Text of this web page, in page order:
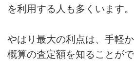
を利用する人も多くいます。
やはり最大の利点は、手軽
概算の査定額を知ることが